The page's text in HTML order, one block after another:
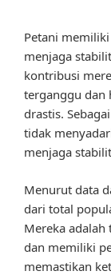
Petani
menjaga
kontribusi
terganggu dan
drastis.
tidak
menjaga
Menurut data
dari total
Mereka
dan memiliki
memastikan